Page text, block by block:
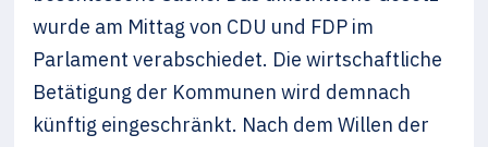
wurde am Mittag von CDU und FDP im
Parlament verabschiedet. Die wirtschaftliche
Betätigung der Kommunen wird demnach
künftig eingeschränkt. Nach dem Willen der